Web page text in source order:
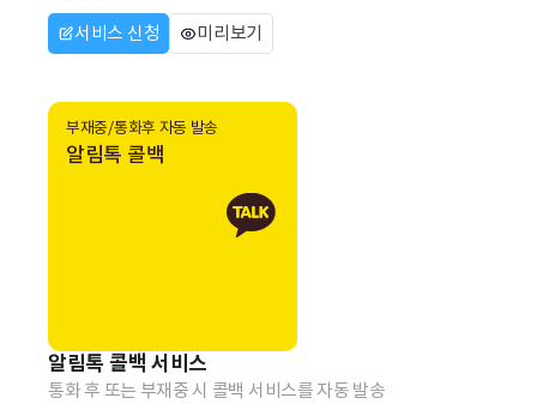
서비스 신청 미리보기
부재중/통화후 자동 발송
알림톡 콜백
알림톡 콜백 서비스
통화 후 또는 부재중 시 콜백 서비스를 자동 발송